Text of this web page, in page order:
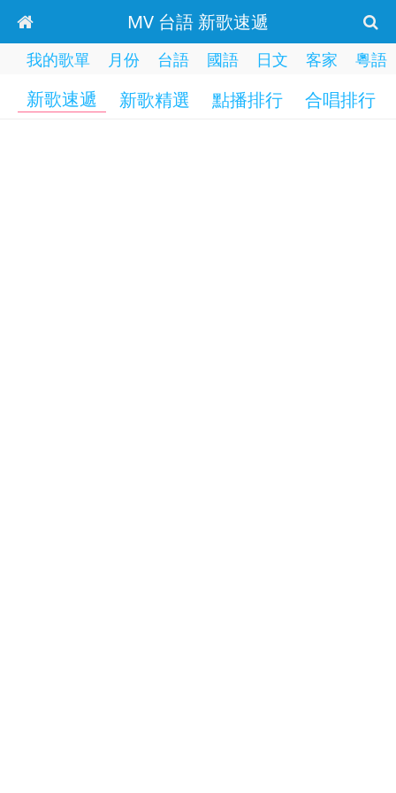
MV 台語 新歌速遞
我的歌單 月份 台語 國語 日文 客家 粵語
新歌速遞 新歌精選 點播排行 合唱排行